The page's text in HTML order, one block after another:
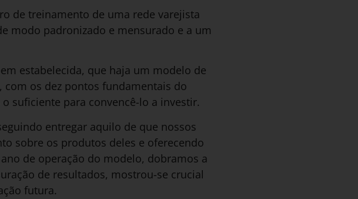
de treinamento de uma rede varejista
modo padronizado e mensurado e a um
estabelecida, que haja um modelo de
os dez pontos fundamentais do
suficiente para convencê-lo a investir.
entregar aquilo de que nossos
sobre os produtos deles e oferecendo
de operação do modelo, dobramos a
de resultados, mostrou-se crucial
futura.